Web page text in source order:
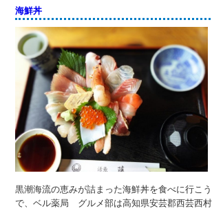
海鮮丼
黒潮海流の恵みが詰まった海鮮丼を食べに行こ
で、ベル薬局 グルメ部は高知県安芸郡西芸西